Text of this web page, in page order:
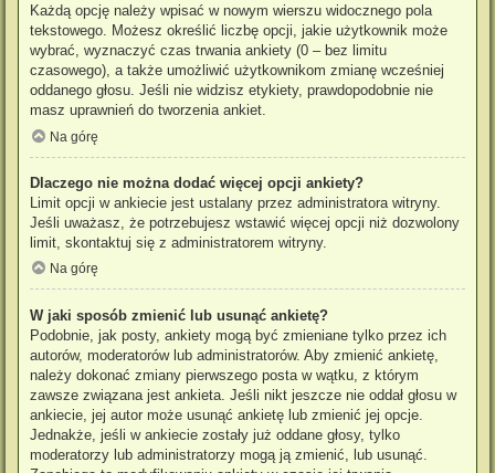
Każdą opcję należy wpisać w nowym wierszu widocznego pola
tekstowego. Możesz określić liczbę opcji, jakie użytkownik może
wybrać, wyznaczyć czas trwania ankiety (0 – bez limitu
czasowego), a także umożliwić użytkownikom zmianę wcześniej
oddanego głosu. Jeśli nie widzisz etykiety, prawdopodobnie nie
masz uprawnień do tworzenia ankiet.
Na górę
Dlaczego nie można dodać więcej opcji ankiety?
Limit opcji w ankiecie jest ustalany przez administratora witryny.
Jeśli uważasz, że potrzebujesz wstawić więcej opcji niż dozwolony
limit, skontaktuj się z administratorem witryny.
Na górę
W jaki sposób zmienić lub usunąć ankietę?
Podobnie, jak posty, ankiety mogą być zmieniane tylko przez ich
autorów, moderatorów lub administratorów. Aby zmienić ankietę,
należy dokonać zmiany pierwszego posta w wątku, z którym
zawsze związana jest ankieta. Jeśli nikt jeszcze nie oddał głosu w
ankiecie, jej autor może usunąć ankietę lub zmienić jej opcje.
Jednakże, jeśli w ankiecie zostały już oddane głosy, tylko
moderatorzy lub administratorzy mogą ją zmienić, lub usunąć.